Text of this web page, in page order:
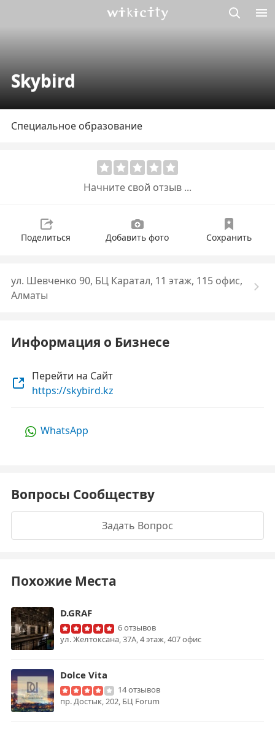
Skybird
Специальное образование
Начните свой отзыв ...
Поделиться Добавить фото Сохранить
ул. Шевченко 90, БЦ Каратал, 11 этаж, 115 офис,
Алматы
Информация о Бизнесе
Перейти на Сайт
https://skybird.kz
WhatsApp
Вопросы Сообществу
Задать Вопрос
Похожие Места
D.GRAF
6 отзывов
ул. Желтоксана, 37А, 4 этаж, 407 офис
Dolce Vita
14 отзывов
пр. Достык, 202, БЦ Forum